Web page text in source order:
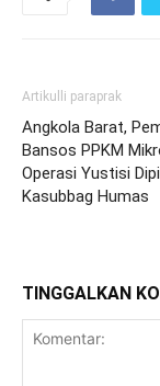
Artikulli paraprak
Angkola Barat,
Bansos PPKM
Operasi Yustisi
Kasubbag Humas
TINGGALKAN